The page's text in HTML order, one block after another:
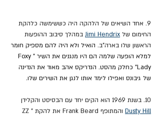
9. אחד השיאים של הלהקה היה כששימשה כלהקת
החימום של Jimi Hendrix במהלך סיבוב ההופעות
הראשון שלו בארה"ב. הואיל ולא היה להם מספיק חומר
למלא הופעה שלמה הם היו מנגנים את השיר "Foxy
Lady" כחלק מהסט. הנדריקס אהב מאוד את הנדינה
של גיבונס ואפילו לימד אותו לנגן את השירים שלו.
10. בשנת 1969 הוא הקים יחד עם הבסיסט והקלידן
Dusty Hill
והמתופף Frank Beard את להקת "ZZ